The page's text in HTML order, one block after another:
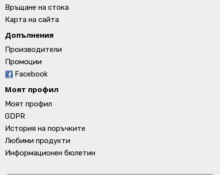
Връщане на стока
Карта на сайта
Допълнения
Производители
Промоции
Facebook
Моят профил
Моят профил
GDPR
История на поръчките
Любими продукти
Информационен бюлетин